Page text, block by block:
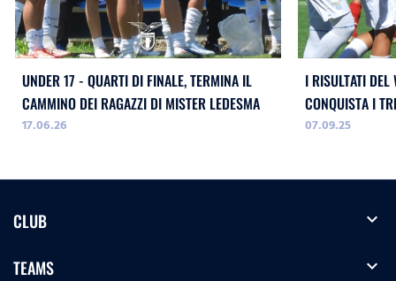
UNDER 17 - QUARTI DI FINALE, TERMINA IL
CAMMINO DEI RAGAZZI DI MISTER LEDESMA
17.06.26
I RISULTATI
CONQUISTA I
07.09.25
CLUB expand_more
TEAMS expand_more